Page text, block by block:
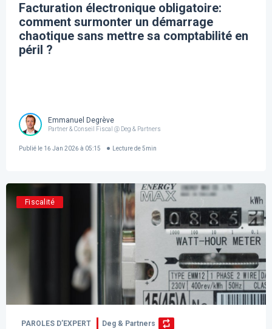
Facturation électronique obligatoire:
comment surmonter un démarrage
chaotique sans mettre sa comptabilité en
péril ?
Emmanuel Degrève
Partner & Conseil Fiscal @ Deg & Partners
Publié le 16 Jan 2026 à 05:15 Lecture de 5min
Fiscalité
PAROLES D’EXPERT Deg & Partners